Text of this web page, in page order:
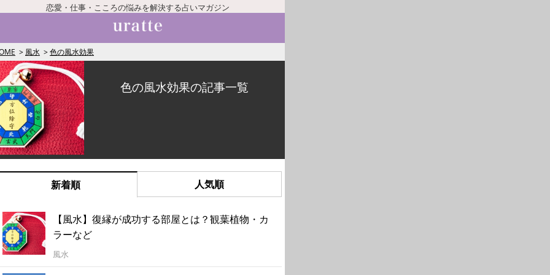
恋愛・仕事・こころの悩みを解決する占いマガジン
風水 色の風水効果
色の風水効果の記事一覧
新着順 人気順
【風水】復縁が成功する部屋とは？観葉植物・カ
ラーなど
風水